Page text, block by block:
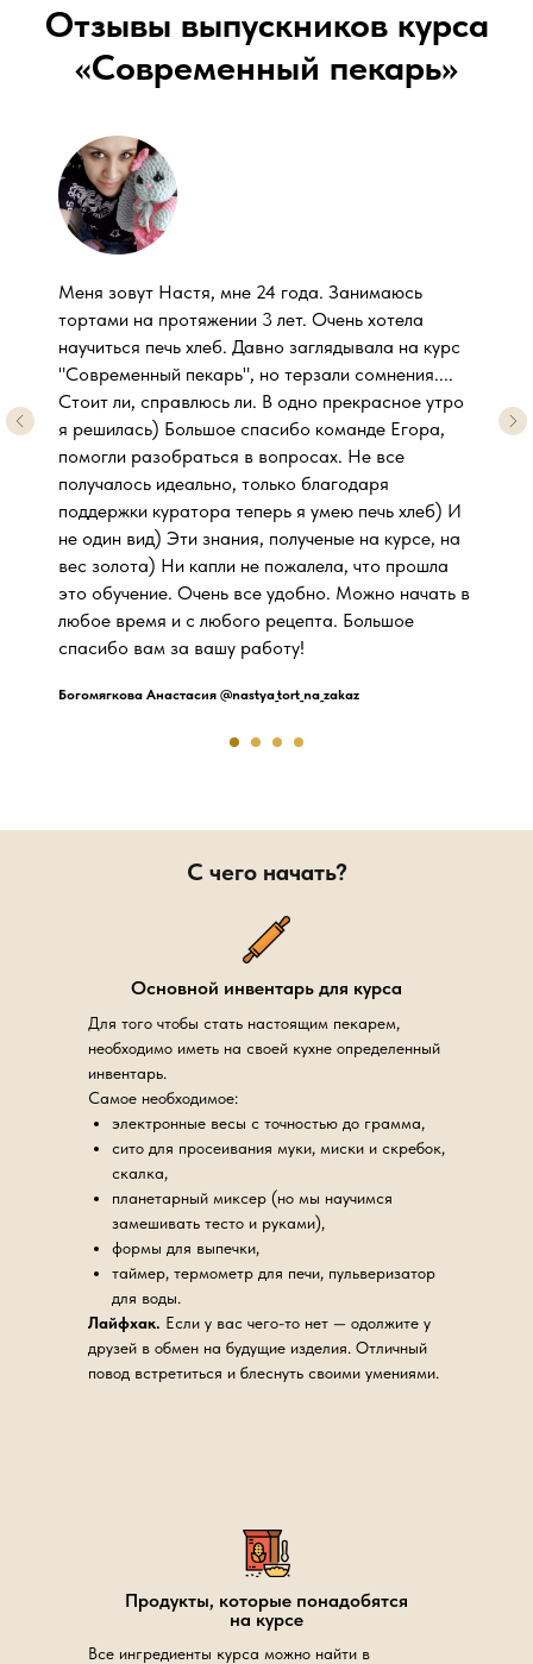
Отзывы выпускников курса
«Современный пекарь»
Меня зовут Настя, мне 24 года. Занимаюсь
тортами на протяжении 3 лет. Очень хотела
научиться печь хлеб. Давно заглядывала на курс
"Современный пекарь", но терзали сомнения....
Стоит ли, справлюсь ли. В одно прекрасное утро
я решилась) Большое спасибо команде Егора,
помогли разобраться в вопросах. Не все
получалось идеально, только благодаря
поддержки куратора теперь я умею печь хлеб) И
не один вид) Эти знания, полученые на курсе, на
вес золота) Ни капли не пожалела, что прошла
это обучение. Очень все удобно. Можно начать в
любое время и с любого рецепта. Большое
спасибо вам за вашу работу!
Богомягкова Анастасия @nastya_tort_na_zakaz
С чего начать?
Основной инвентарь для курса
Продукты, которые понадобятся
на курсе
Для того чтобы стать настоящим пекарем,
необходимо иметь на своей кухне определенный
инвентарь.
Самое необходимое:
электронные весы с точностью до грамма,
сито для просеивания муки, миски и скребок,
скалка,
планетарный миксер (но мы научимся
замешивать тесто и руками),
формы для выпечки,
таймер, термометр для печи, пульверизатор
для воды.
Лайфхак. Если у вас чего-то нет — одолжите у
друзей в обмен на будущие изделия. Отличный
повод встретиться и блеснуть своими умениями.
Все ингредиенты курса можно найти в